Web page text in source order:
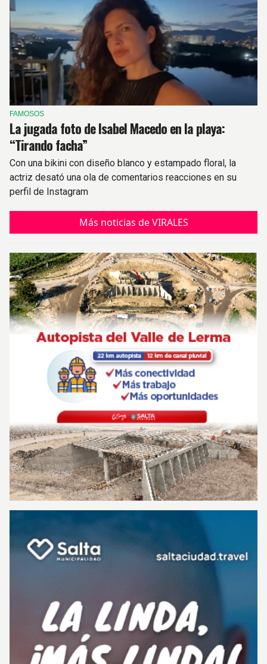
FAMOSOS
La jugada foto de Isabel Macedo en la playa:
“Tirando facha”
Con una bikini con diseño blanco y estampado floral, la
actriz desató una ola de comentarios reacciones en su
perfil de Instagram
Más noticias de VIRALES